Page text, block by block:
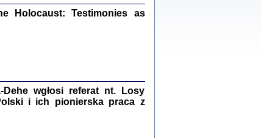
NAM KOLEJNA GODZINA ...
Holocaust: Testimonies as
wgłosi referat nt. Losy
i ich pionierska praca z